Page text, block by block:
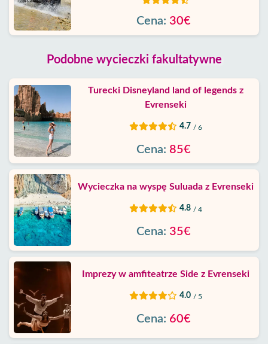
Cena: 30€
Podobne wycieczki fakultatywne
Turecki Disneyland land of legends z
Evrenseki
4.7 / 6
Cena: 85€
Wycieczka na wyspę Suluada z Evrenseki
4.8 / 4
Cena: 35€
Imprezy w amfiteatrze Side z Evrenseki
4.0 / 5
Cena: 60€